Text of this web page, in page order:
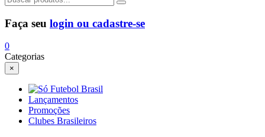
Faça seu login ou cadastre-se
0
Categorias
×
Lançamentos
Promoções
Clubes Brasileiros